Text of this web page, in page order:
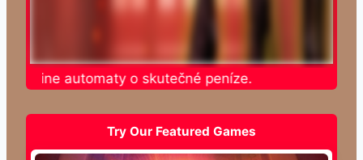
automaty o skutečné peníze.
Try Our Featured Games